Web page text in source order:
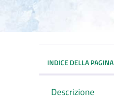
INDICE DELLA PAGINA
Descrizione